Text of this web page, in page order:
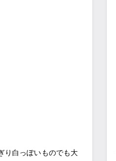
り白っぽいものでも大